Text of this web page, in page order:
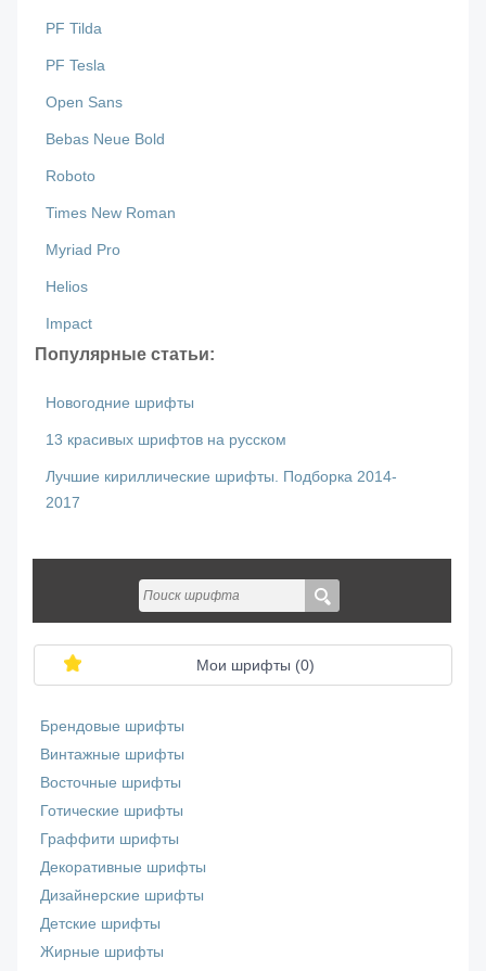
PF Tilda
PF Tesla
Open Sans
Bebas Neue Bold
Roboto
Times New Roman
Myriad Pro
Helios
Impact
Популярные статьи:
Новогодние шрифты
13 красивых шрифтов на русском
Лучшие кириллические шрифты. Подборка 2014-
2017
Мои шрифты (0)
Брендовые шрифты
Винтажные шрифты
Восточные шрифты
Готические шрифты
Граффити шрифты
Декоративные шрифты
Дизайнерские шрифты
Детские шрифты
Жирные шрифты